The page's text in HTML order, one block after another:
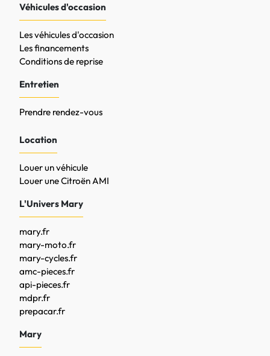
Véhicules d'occasion
Les véhicules d'occasion
Les financements
Conditions de reprise
Entretien
Prendre rendez-vous
Location
Louer un véhicule
Louer une Citroën AMI
L'Univers Mary
mary.fr
mary-moto.fr
mary-cycles.fr
amc-pieces.fr
api-pieces.fr
mdpr.fr
prepacar.fr
Mary